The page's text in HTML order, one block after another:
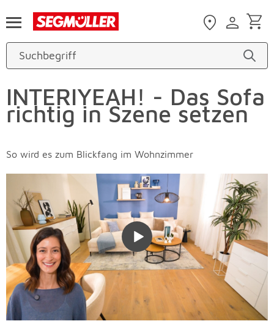
INTERIYEAH! - Das Sofa
richtig in Szene setzen
So wird es zum Blickfang im Wohnzimmer